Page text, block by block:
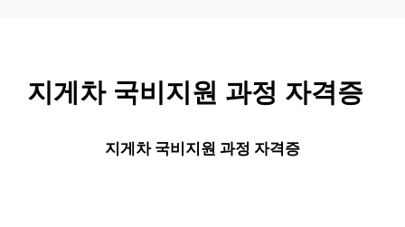
지게차 국비지원 과정 자격증
지게차 국비지원 과정 자격증